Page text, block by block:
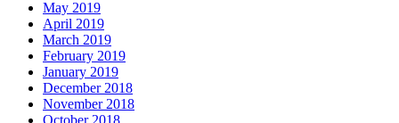
May 2019
April 2019
March 2019
February 2019
January 2019
December 2018
November 2018
October 2018